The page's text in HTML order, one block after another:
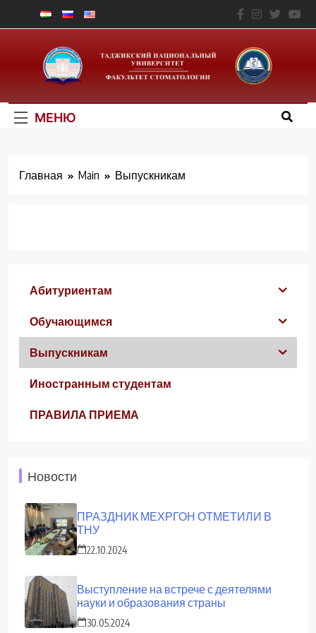
Перейти
к
Факультет
Стоматологии – ТНУ
МЕНЮ
Главная Main Выпускникам
Абитуриентам
Обучающимся
Выпускникам
Иностранным студентам
ПРАВИЛА ПРИЕМА
Новости
ПРАЗДНИК МЕХРГОН ОТМЕТИЛИ В
ТНУ
22.10.2024
Выступление на встрече с деятелями
науки и образования страны
30.05.2024